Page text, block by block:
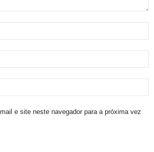
e site neste navegador para a próxima vez